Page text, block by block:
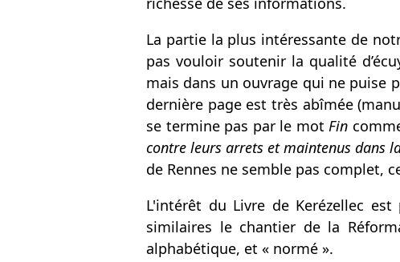
La partie la plus intéressante de
pas vouloir soutenir la qualité
mais dans un ouvrage qui ne puise
dernière page est très abîmée
se termine pas par le motFin
contre leurs arrets et maintenus dans
de Rennes ne semble pas complet,
L'intérêt du Livre de Kerézellec
similaires le chantier de la
alphabétique, et « normé ».